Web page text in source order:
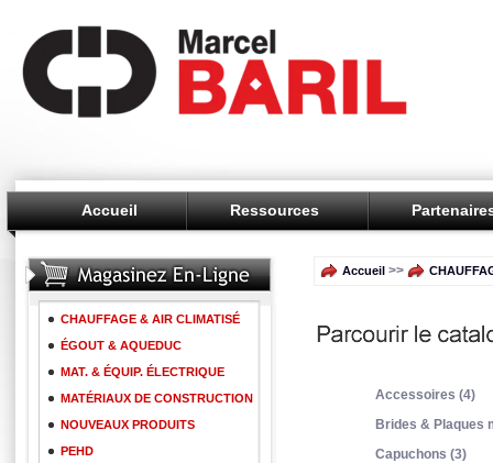
Accueil Ressources
CHAUFFAGE & AIR CLIMATISÉ
ÉGOUT & AQUEDUC
MAT. & ÉQUIP. ÉLECTRIQUE
MATÉRIAUX DE CONSTRUCTION
NOUVEAUX PRODUITS
PEHD
Accueil >>
Accessoires (4)
Brides & Plaques
Capuchons (3)